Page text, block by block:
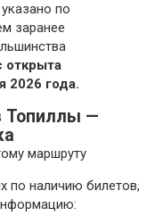
по
заранее
открыта
2026 года.
Топиллы —
маршруту
по наличию билетов,